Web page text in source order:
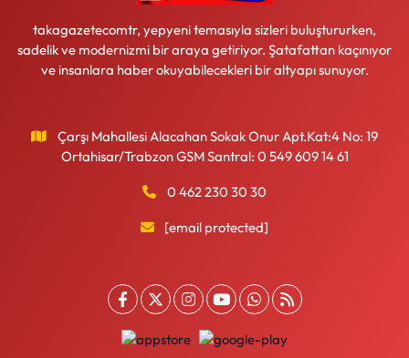
takagazetecomtr, yepyeni temasıyla sizleri buluştururken,
sadelik ve modernizmi bir araya getiriyor. Şatafattan kaçınıyor
ve insanlara haber okuyabilecekleri bir altyapı sunuyor.
Çarşı Mahallesi Alacahan Sokak Onur Apt.Kat:4 No: 19
Ortahisar/Trabzon GSM Santral: 0 549 609 14 61
0 462 230 30 30
[email protected]